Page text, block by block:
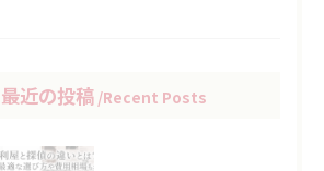
最近の投稿 Recent Posts